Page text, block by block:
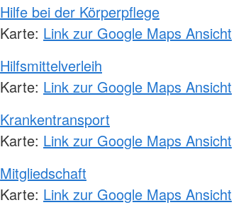
Hilfe bei der Körperpflege
Karte: Link zur Google Maps Ansicht
Hilfsmittelverleih
Karte: Link zur Google Maps Ansicht
Krankentransport
Karte: Link zur Google Maps Ansicht
Mitgliedschaft
Karte: Link zur Google Maps Ansicht